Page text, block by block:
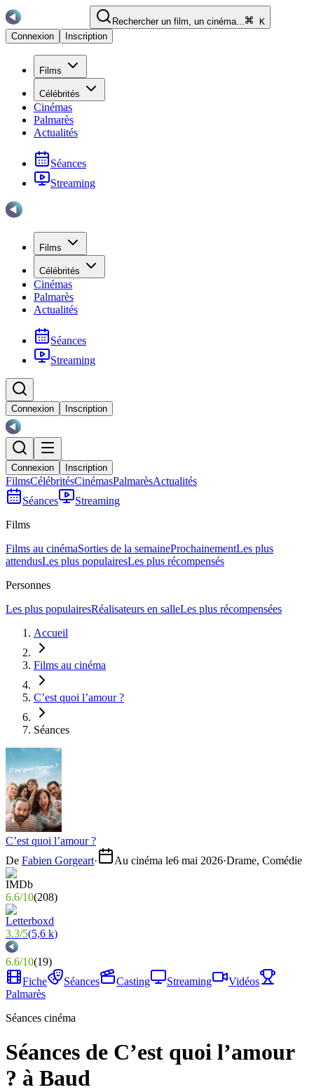
Rechercher un film, un cinéma...
K
Connexion
Inscription
Films
Célébrités
Cinémas
Palmarès
Actualités
Séances
Streaming
Films
Célébrités
Cinémas
Palmarès
Actualités
Séances
Streaming
Connexion Inscription
Connexion Inscription
FilmsCélébritésCinémasPalmarèsActualités
Séances
Streaming
Films
Films au cinémaSorties de la semaineProchainementLes plus
attendusLes plus populairesLes plus récompensés
Personnes
Les plus populairesRéalisateurs en salleLes plus récompensées
Accueil
Films au cinéma
C’est quoi l’amour ?
Séances
C’est quoi l’amour ?
De Fabien Gorgeart· Au cinéma le6 mai 2026·Drame, Comédie
6.6/10(208)
3.3/5(5,6 k)
6.6/10(19)
Fiche
Séances Casting Streaming
Vidéos
Palmarès
Séances cinéma
Séances de C’est quoi l’amour
? à Baud